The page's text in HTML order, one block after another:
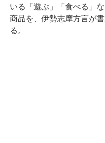
いる「遊ぶ」「食べる」
商品を、伊勢志摩方言が
る。